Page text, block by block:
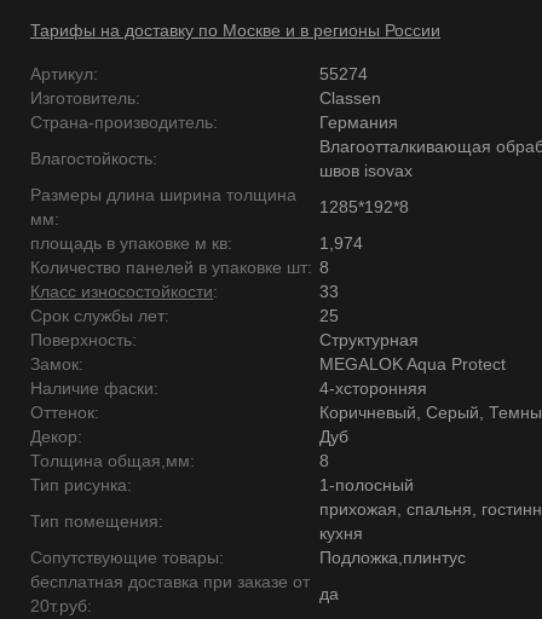
Тарифы на доставку по Москве и в регионы России
Артикул:
55274
Изготовитель:
Classen
Страна-производитель:
Германия
Влагостойкость:
Влагоотталкивающая
швов isovax
Размеры длина ширина толщина
мм:
1285*192*8
площадь в упаковке м кв:
1,974
Количество панелей в упаковке шт: 8
Класс износостойкости:
33
Срок службы лет:
25
Поверхность:
Структурная
Замок:
MEGALOK Aqua Protect
Наличие фаски:
4-хсторонняя
Оттенок:
Коричневый, Серый,
Декор:
Дуб
Толщина общая,мм:
8
Тип рисунка:
1-полосный
Тип помещения:
прихожая, спальня,
кухня
Сопутствующие товары:
Подложка,плинтус
бесплатная доставка при заказе от
20т.руб:
да